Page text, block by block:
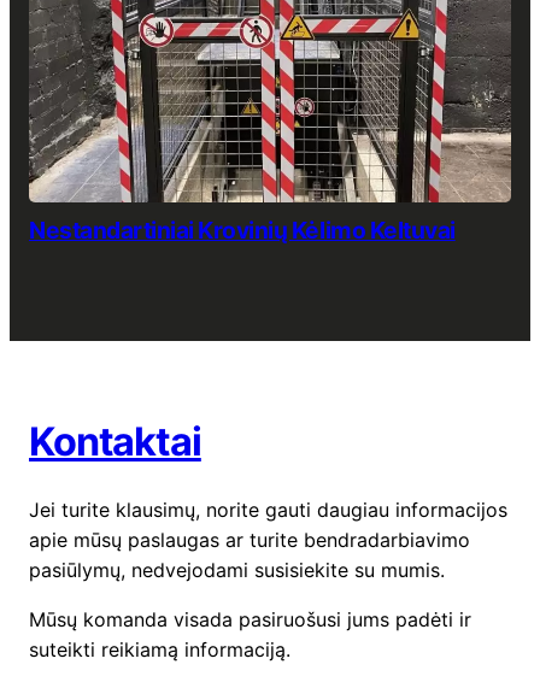
Nestandartiniai Krovinių Kėlimo Keltuvai
Kontaktai
Jei turite klausimų, norite gauti daugiau informacijos
apie mūsų paslaugas ar turite bendradarbiavimo
pasiūlymų, nedvejodami susisiekite su mumis.
Mūsų komanda visada pasiruošusi jums padėti ir
suteikti reikiamą informaciją.